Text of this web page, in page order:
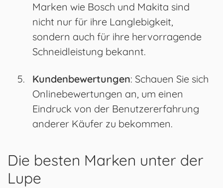
Marken wie Bosch und Makita sind
nicht nur für ihre Langlebigkeit,
sondern auch für ihre hervorragende
Schneidleistung bekannt.
Kundenbewertungen: Schauen Sie sich
Onlinebewertungen an, um einen
Eindruck von der Benutzererfahrung
anderer Käufer zu bekommen.
Die besten Marken unter der
Lupe